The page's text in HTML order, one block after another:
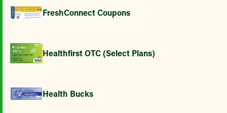
FreshConnect Coupons
Healthfirst OTC (Select Plans)
Health Bucks